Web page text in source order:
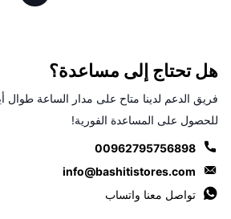
هل تحتاج إلى مساعدة؟
فريق الدعم لدينا متاح على مدار الساعة طوال
للحصول على المساعدة الفورية!
00962795756898
info@bashitistores.com
تواصل معنا واتساب